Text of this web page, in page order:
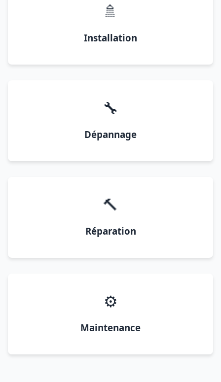
🚿
Installation
🔧
Dépannage
🔨
Réparation
⚙️
Maintenance